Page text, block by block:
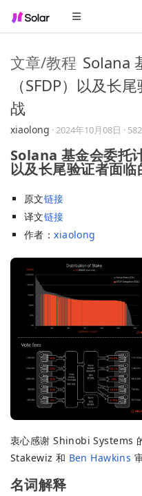
文章/教程 Solana
（SFDP）以及长
战
xiaolong ·2024年10月08日 ·
Solana 基金会委托
以及长尾验证者面临
原文链接
译文链接
作者：xiaolong
衷心感谢 Shinobi Systems
Stakewiz 和 Ben Hawkins
名词解释